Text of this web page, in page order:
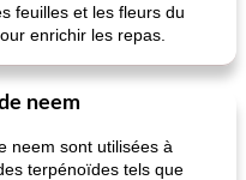
feuilles et les fleurs du
enrichir les repas.
neem
neem sont utilisées à
terpénoïdes tels que